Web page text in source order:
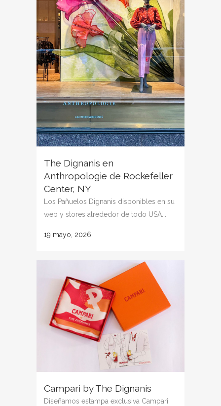
The Dignanis en
Anthropologie de Rockefeller
Center, NY
Los Pañuelos Dignanis disponibles en su
web y stores alrededor de todo USA...
19 mayo, 2026
Campari by The Dignanis
Diseñamos estampa exclusiva Campari